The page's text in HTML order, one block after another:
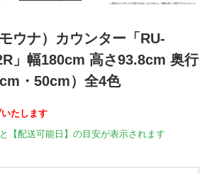
ウナ）カウンター「RU-
」幅180cm 高さ93.8cm 奥行
・50cm）全4色
たします
【配送可能日】の目安が表示されます